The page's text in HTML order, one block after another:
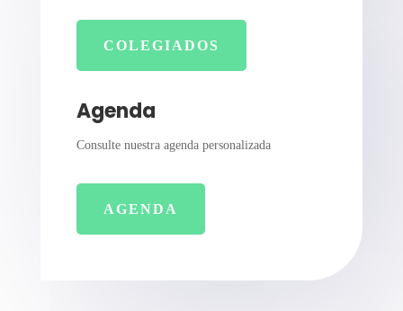
COLEGIADOS
Agenda
Consulte nuestra agenda personalizada
AGENDA